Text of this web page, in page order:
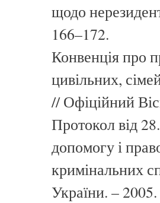
щодо
166–172.
Конвенція про
цивільних,
// Офіційний
Протокол від
допомогу і
кримінальних
України. –